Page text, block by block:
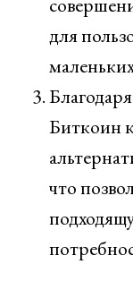
для
Биткоин
что